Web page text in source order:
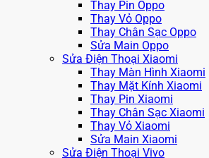
Thay Pin Oppo
Thay Vỏ Oppo
Thay Chân Sạc Oppo
Sửa Main Oppo
Sửa Điện Thoại Xiaomi
Thay Màn Hình Xiaomi
Thay Mặt Kính Xiaomi
Thay Pin Xiaomi
Thay Chân Sạc Xiaomi
Thay Vỏ Xiaomi
Sửa Main Xiaomi
Sửa Điện Thoại Vivo